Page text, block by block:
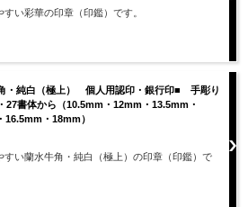
い彩華の印章（印鑑）です。
・純白（極上） 個人用認印・銀行印■ 手彫り
27書体から（10.5mm・12mm・13.5mm・
16.5mm・18mm）
い蘭水牛角・純白（極上）の印章（印鑑）で